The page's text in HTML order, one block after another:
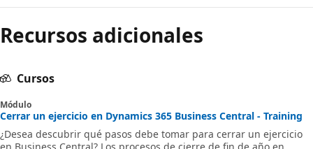
Recursos adicionales
Cursos
Módulo
Cerrar un ejercicio en Dynamics 365 Business Central - Training
¿Desea descubrir qué pasos debe tomar para cerrar un ejercicio
en Business Central? Los procesos de cierre de fin de año en